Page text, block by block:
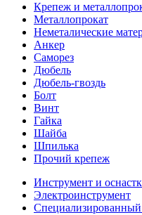
Крепеж и
Металлопрокат
Неметалические
Анкер
Саморез
Дюбель
Дюбель-гвоздь
Болт
Винт
Гайка
Шайба
Шпилька
Прочий крепеж
Инструмент и
Электроинструмент